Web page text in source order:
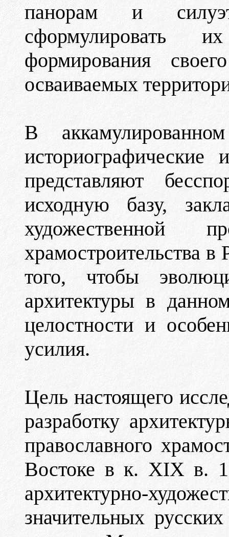
панорам и
сформулировать
формирования
осваиваемых
В
представляют
исходную базу,
художественной
храмостроительства
того, чтобы
архитектуры в
целостности и
усилия.
Цель настоящего
разработку
православного
Востоке в к. XIX в.
архитектурно-
значительных